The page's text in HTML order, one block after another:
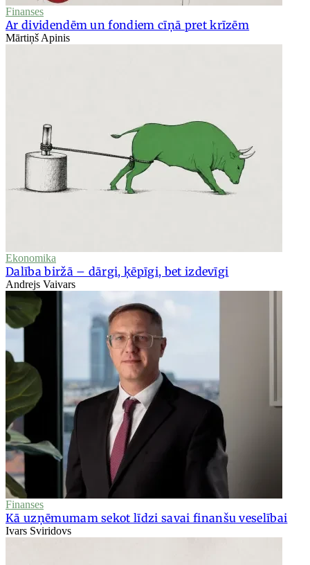
Finanses
Ar dividendēm un fondiem cīņā pret krīzēm
Mārtiņš Apinis
Ekonomika
Dalība biržā – dārgi, ķēpīgi, bet izdevīgi
Andrejs Vaivars
Finanses
Kā uzņēmumam sekot līdzi savai finanšu veselībai
Ivars Sviridovs